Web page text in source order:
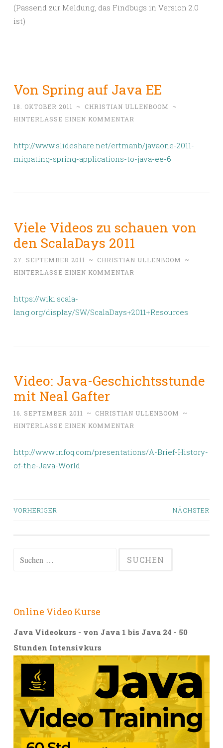
(Passend zur Meldung, das Findbugs in Version 2.0
ist)
Von Spring auf Java EE
18. OKTOBER 2011 ~ CHRISTIAN ULLENBOOM
~
HINTERLASSE EINEN KOMMENTAR
http://www.slideshare.net/ertmanb/javaone-2011-
migrating-spring-applications-to-java-ee-6
Viele Videos zu schauen von
den ScalaDays 2011
27. SEPTEMBER 2011 ~ CHRISTIAN ULLENBOOM
~
HINTERLASSE EINEN KOMMENTAR
https://wiki.scala-
lang.org/display/SW/ScalaDays+2011+Resources
Video: Java-Geschichtsstunde
mit Neal Gafter
16. SEPTEMBER 2011 ~ CHRISTIAN ULLENBOOM
~
HINTERLASSE EINEN KOMMENTAR
http://www.infoq.com/presentations/A-Brief-History-
of-the-Java-World
Beiträge-
VORHERIGER NÄCHSTER
Suchen
Online Video Kurse
Java Videokurs - von Java 1 bis Java 24 - 50
Stunden Intensivkurs